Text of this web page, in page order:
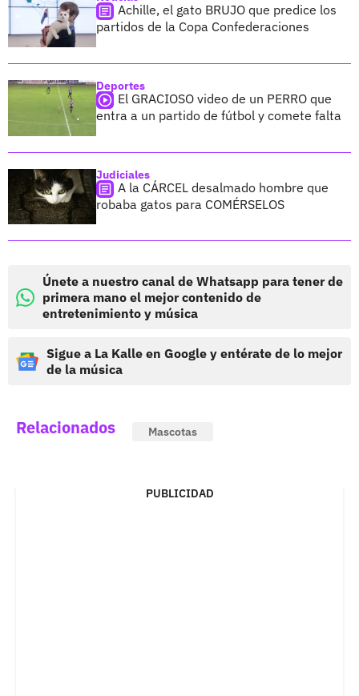
Achille, el gato BRUJO que predice los
partidos de la Copa Confederaciones
Deportes
El GRACIOSO video de un PERRO que
entra a un partido de fútbol y comete falta
Judiciales
A la CÁRCEL desalmado hombre que
robaba gatos para COMÉRSELOS
Únete a nuestro canal de Whatsapp para tener de
primera mano el mejor contenido de
entretenimiento y música
Sigue a La Kalle en Google y entérate de lo mejor
de la música
Relacionados Mascotas
PUBLICIDAD